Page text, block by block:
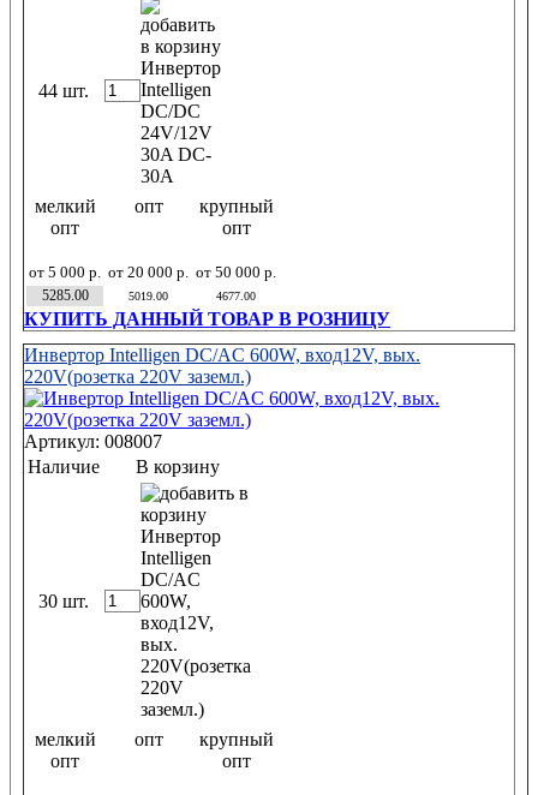
44 шт.
мелкий
опт
от 5 000 р.
опт
от 20 000 р.
крупный
опт
от 50 000 р.
5285.00
5019.00 4677.00
КУПИТЬ ДАННЫЙ ТОВАР В РОЗНИЦУ
Инвертор Intelligen DC/AC 600W, вход12V, вых.
220V(розетка 220V заземл.)
Артикул: 008007
Наличие
В корзину
30 шт.
мелкий
опт
опт
крупный
опт